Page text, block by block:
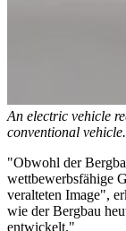
An electric vehicle
conventional vehicle.
"Obwohl der
wettbewerbsfähige
veralteten Image",
wie der Bergbau
entwickelt."